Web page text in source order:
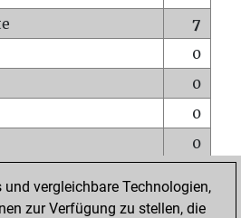
7
0
0
0
0
0
und vergleichbare Technologien,
zur Verfügung zu stellen, die